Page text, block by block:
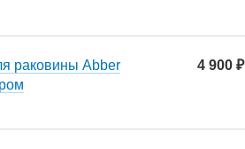
раковины Abber
4 900 ₽